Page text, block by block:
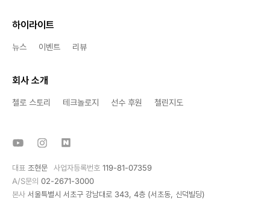
하이라이트
뉴스 이벤트 리뷰
회사 소개
첼로 스토리 테크놀로지 선수 후원 첼린지도
대표 조현문 사업자등록번호 119-81-07359
A/S문의 02-2671-3000
본사 서울특별시 서초구 강남대로 343, 4층 (서초동, 신덕빌딩)